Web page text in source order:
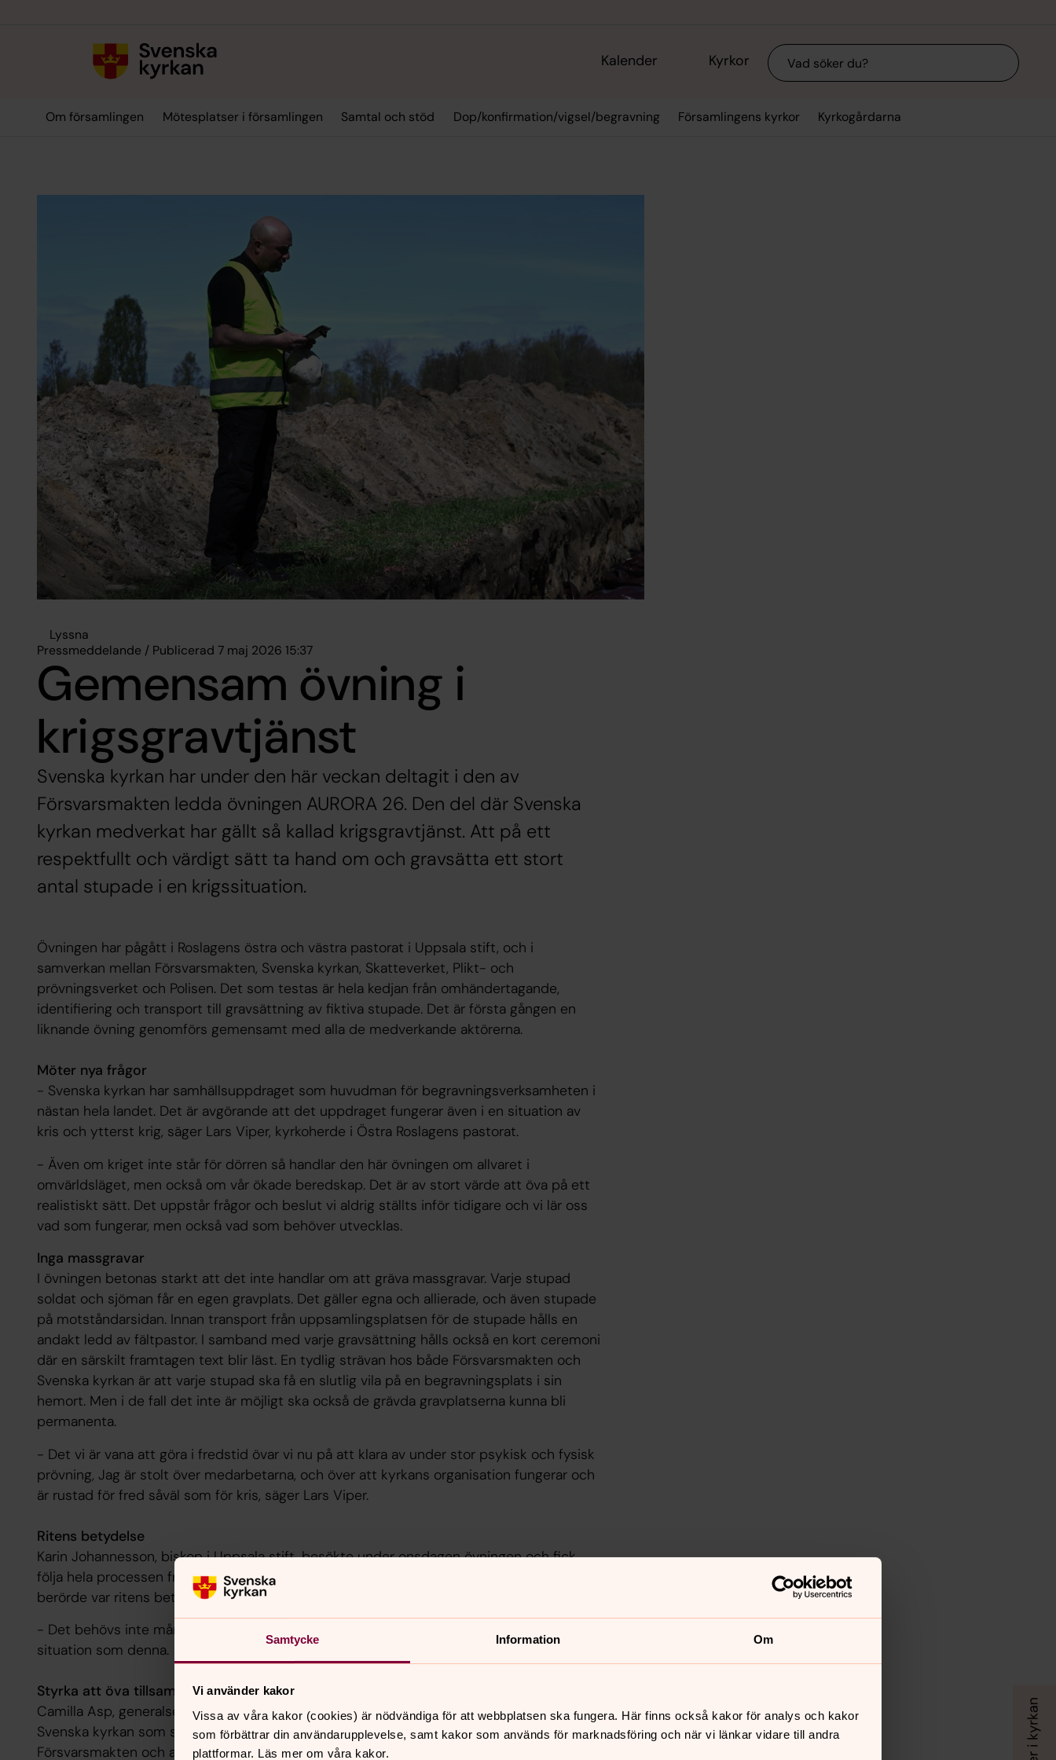
Samtycke Information Om
Vi använder kakor
Vissa av våra kakor (cookies) är nödvändiga för att webbplatsen ska fungera. Här finns också kakor för analys och kakor
som förbättrar din användarupplevelse, samt kakor som används för marknadsföring och när vi länkar vidare till andra
plattformar. Läs mer om våra kakor.
Kalender Kyrkor Sök
Om församlingen Mötesplatser i församlingen Samtal och stöd Dop/konfirmation/vigsel/begravning Församlingens kyrkor Kyrkogårdarna
Lyssna
Pressmeddelande / Publicerad 7 maj 2026 15:37
Gemensam övning i
krigsgravtjänst
Svenska kyrkan har under den här veckan deltagit i den av
Försvarsmakten ledda övningen AURORA 26. Den del där Svenska
kyrkan medverkat har gällt så kallad krigsgravtjänst. Att på ett
respektfullt och värdigt sätt ta hand om och gravsätta ett stort
antal stupade i en krigssituation.
Övningen har pågått i Roslagens östra och västra pastorat i Uppsala stift, och i
samverkan mellan Försvarsmakten, Svenska kyrkan, Skatteverket, Plikt- och
prövningsverket och Polisen. Det som testas är hela kedjan från omhändertagande,
identifiering och transport till gravsättning av fiktiva stupade. Det är första gången en
liknande övning genomförs gemensamt med alla de medverkande aktörerna.
Möter nya frågor
- Svenska kyrkan har samhällsuppdraget som huvudman för begravningsverksamheten i
nästan hela landet. Det är avgörande att det uppdraget fungerar även i en situation av
kris och ytterst krig, säger Lars Viper, kyrkoherde i Östra Roslagens pastorat.
- Även om kriget inte står för dörren så handlar den här övningen om allvaret i
omvärldsläget, men också om vår ökade beredskap. Det är av stort värde att öva på ett
realistiskt sätt. Det uppstår frågor och beslut vi aldrig ställts inför tidigare och vi lär oss
vad som fungerar, men också vad som behöver utvecklas.
Inga massgravar
I övningen betonas starkt att det inte handlar om att gräva massgravar. Varje stupad
soldat och sjöman får en egen gravplats. Det gäller egna och allierade, och även stupade
på motståndarsidan. Innan transport från uppsamlingsplatsen för de stupade hålls en
andakt ledd av fältpastor. I samband med varje gravsättning hålls också en kort ceremoni
där en särskilt framtagen text blir läst. En tydlig strävan hos både Försvarsmakten och
Svenska kyrkan är att varje stupad ska få en slutlig vila på en begravningsplats i sin
hemort. Men i de fall det inte är möjligt ska också de grävda gravplatserna kunna bli
permanenta.
- Det vi är vana att göra i fredstid övar vi nu på att klara av under stor psykisk och fysisk
prövning, Jag är stolt över medarbetarna, och över att kyrkans organisation fungerar och
är rustad för fred såväl som för kris, säger Lars Viper.
Ritens betydelse
Karin Johannesson, biskop i Uppsala stift, besökte under onsdagen övningen och fick
följa hela processen från mottagandet av stupade till gravsättning. Bland det som starkt
berörde var ritens betydelse, säger hon.
- Det behövs inte många ord, men de ger mening och värdighet som bär i en extrem
situation som denna.
Styrka att öva tillsammans
Camilla Asp, generalsekreterare i Svenska kyrkan, ser en styrka och ett stort värde i att
Svenska kyrkan som självklar del av det civila försvaret övar tillsammans med
Försvarsmakten och andra myndigheter.